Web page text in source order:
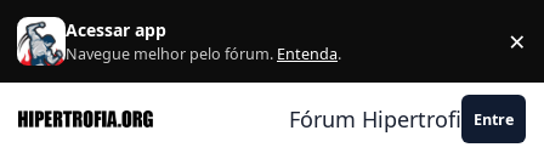
Ir para conteúdo
Acessar app
Navegue melhor pelo fórum. Entenda. ×
Fórum Hipertrofia.org
Entre